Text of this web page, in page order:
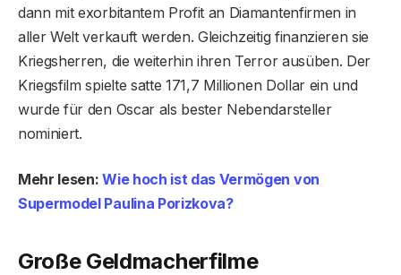
dann mit exorbitantem Profit an Diamantenfirmen in
aller Welt verkauft werden. Gleichzeitig finanzieren sie
Kriegsherren, die weiterhin ihren Terror ausüben. Der
Kriegsfilm spielte satte 171,7 Millionen Dollar ein und
wurde für den Oscar als bester Nebendarsteller
nominiert.
Mehr lesen:Wie hoch ist das Vermögen von
Supermodel Paulina Porizkova?
Große Geldmacherfilme